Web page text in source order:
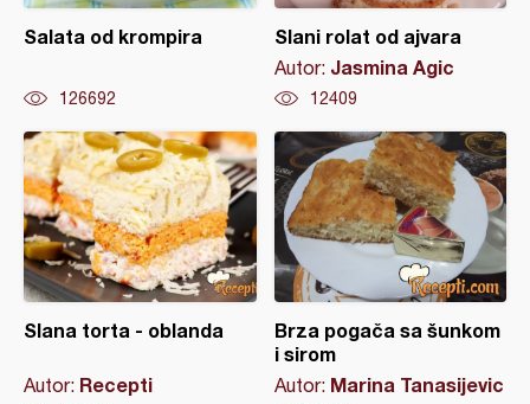
Salata od krompira
126692
Slani rolat od ajvara
Autor: Jasmina Agic
12409
Slana torta - oblanda
Autor: Recepti
Brza pogača sa šunkom
i sirom
Autor: Marina Tanasijevic